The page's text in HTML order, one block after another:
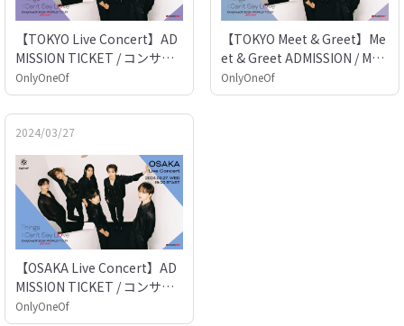
【TOKYO Live Concert】AD
MISSION TICKET / コンサー
ト入場券：OnlyOneOf 2024
World Tour – Asia [Things I
Can’t Say LOve]
OnlyOneOf
【TOKYO Meet & Greet】Me
et & Greet ADMISSION / Mee
t & Greet入場券：OnlyOneO
f 2024 World Tour – Asia [Th
OnlyOneOf
2024/03/27
【OSAKA Live Concert】AD
MISSION TICKET / コンサー
ト入場券：OnlyOneOf 2024
OnlyOneOf